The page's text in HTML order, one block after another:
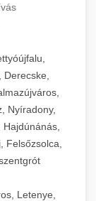
Nyíradony,
Felsőzsolca,
Letenye,